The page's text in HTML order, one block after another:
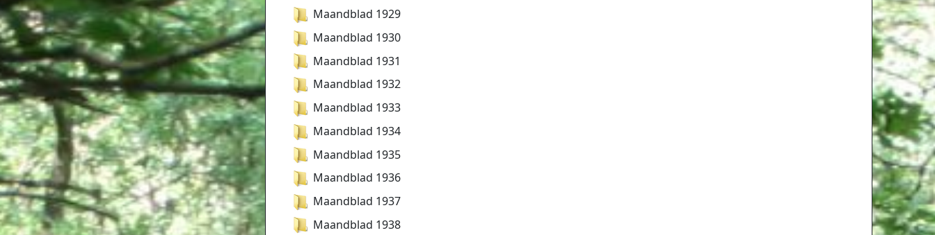
Maandblad 1929
Maandblad 1930
Maandblad 1931
Maandblad 1932
Maandblad 1933
Maandblad 1934
Maandblad 1935
Maandblad 1936
Maandblad 1937
Maandblad 1938